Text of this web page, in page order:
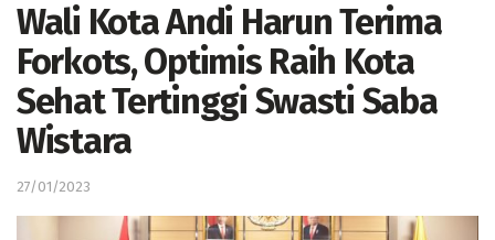
Wali Kota Andi Harun Terima
Forkots, Optimis Raih Kota
Sehat Tertinggi Swasti Saba
Wistara
27/01/2023